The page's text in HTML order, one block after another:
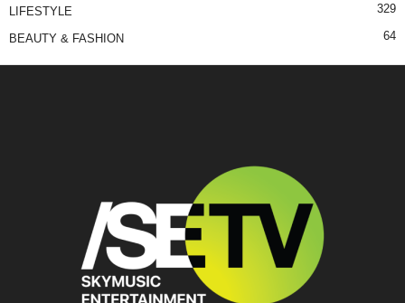
LIFESTYLE 329
BEAUTY & FASHION 64